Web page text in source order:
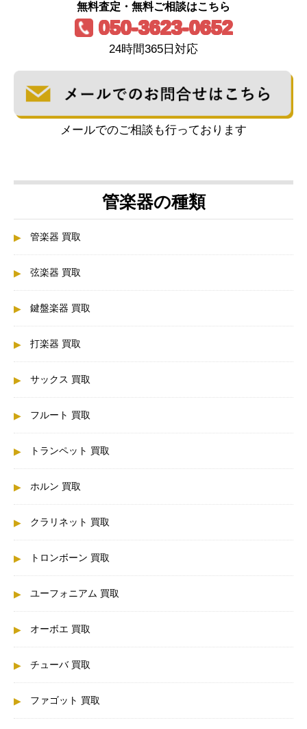
無料査定・無料ご相談はこちら
050-3623-0652
24時間365日対応
メールでのご相談も行っております
管楽器の種類
管楽器 買取
弦楽器 買取
鍵盤楽器 買取
打楽器 買取
サックス 買取
フルート 買取
トランペット 買取
ホルン 買取
クラリネット 買取
トロンボーン 買取
ユーフォニアム 買取
オーボエ 買取
チューバ 買取
ファゴット 買取